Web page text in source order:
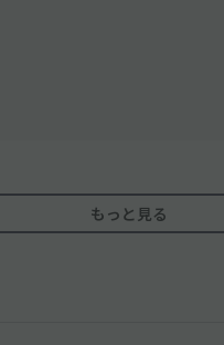
もっと見る